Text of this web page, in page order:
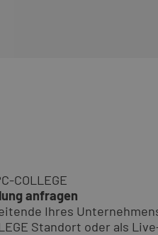
COLLEGE
anfragen
Ihres
Standort oder als